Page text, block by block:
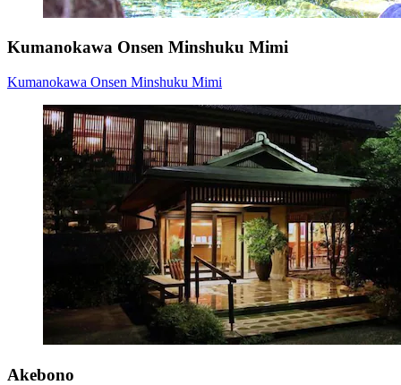
Kumanokawa Onsen Minshuku Mimi
Kumanokawa Onsen Minshuku Mimi
Akebono